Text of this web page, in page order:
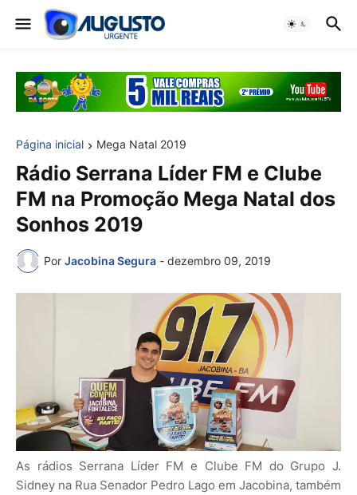
Página inicial Mega Natal 2019
Rádio Serrana Líder FM e Clube
FM na Promoção Mega Natal dos
Sonhos 2019
Por Jacobina Segura - dezembro 09, 2019
As rádios Serrana Líder FM e Clube FM do Grupo J.
Sidney na Rua Senador Pedro Lago em Jacobina, também